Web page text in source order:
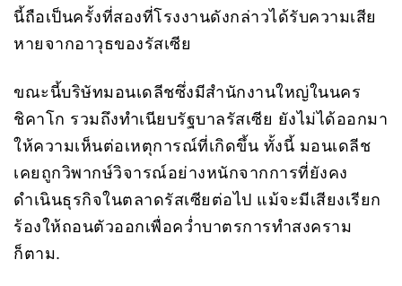
นี้ถือเป็นครั้งที่สองที่โรงงานดังกล่าวได้รับความเสีย
หายจากอาวุธของรัสเซีย
ขณะนี้บริษัทมอนเดลีชซึ่งมีสำนักงานใหญ่ในนคร
ชิคาโก รวมถึงทำเนียบรัฐบาลรัสเซีย ยังไม่ได้ออกมา
ให้ความเห็นต่อเหตุการณ์ที่เกิดขึ้น ทั้งนี้ มอนเดลีช
เคยถูกวิพากษ์วิจารณ์อย่างหนักจากการที่ยังคง
ดำเนินธุรกิจในตลาดรัสเซียต่อไป แม้จะมีเสียงเรียก
ร้องให้ถอนตัวออกเพื่อคว่ำบาตรการทำสงคราม
ก็ตาม.